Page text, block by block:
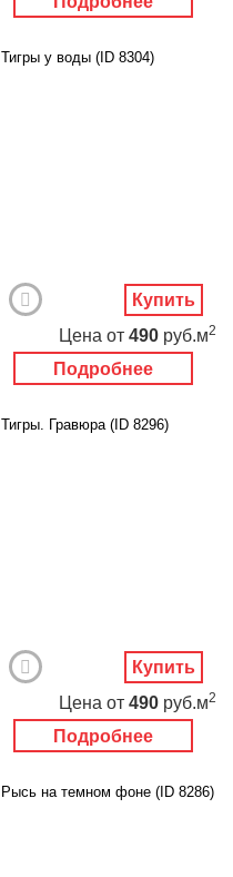
Тигры у воды (ID 8304)
Подробнее
Цена от 490 руб.м2
Купить
Тигры. Гравюра (ID 8296)
Подробнее
Цена от 490 руб.м2
Купить
Рысь на темном фоне (ID 8286)